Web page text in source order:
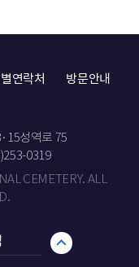
연락처
방문안내
성역로 75
0319
CEMETERY. ALL